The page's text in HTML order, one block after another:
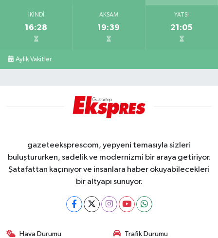
İKINDI
16:28
AKŞAM
19:39
YATSI
21:05
Aylık Vakitler
gazeteeksprescom, yepyeni temasıyla sizleri
buluştururken, sadelik ve modernizmi bir araya getiriyor.
Şatafattan kaçınıyor ve insanlara haber okuyabilecekleri
bir altyapı sunuyor.
Hava Durumu Trafik Durumu